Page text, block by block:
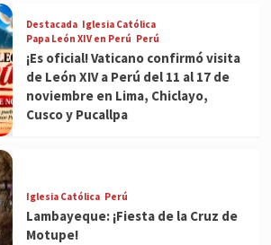
Destacada Iglesia Católica
Papa León XIV en Perú Perú
¡Es oficial! Vaticano confirmó visita
de León XIV a Perú del 11 al 17 de
noviembre en Lima, Chiclayo,
Cusco y Pucallpa
Iglesia Católica Perú
Lambayeque: ¡Fiesta de la Cruz de
Motupe!